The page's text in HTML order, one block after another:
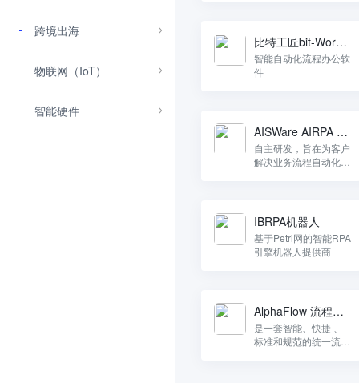
跨境出海
物联网（IoT）
智能硬件
比特工匠bit-Worker
RPA
智能自动化流程办公软
件
AISWare AIRPA 机
器人流程智能化研
发平台
自主研发，旨在为客户
解决业务流程自动化难
IBRPA机器人
基于Petri网的智能RPA
引擎机器人提供商
AlphaFlow 流程管
理和自动化平台
是一套智能、快捷 、
标准和规范的统一流程